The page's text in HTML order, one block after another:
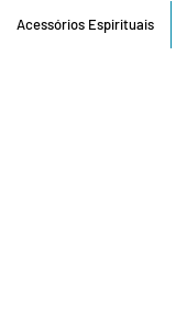
Acessórios Espirituais